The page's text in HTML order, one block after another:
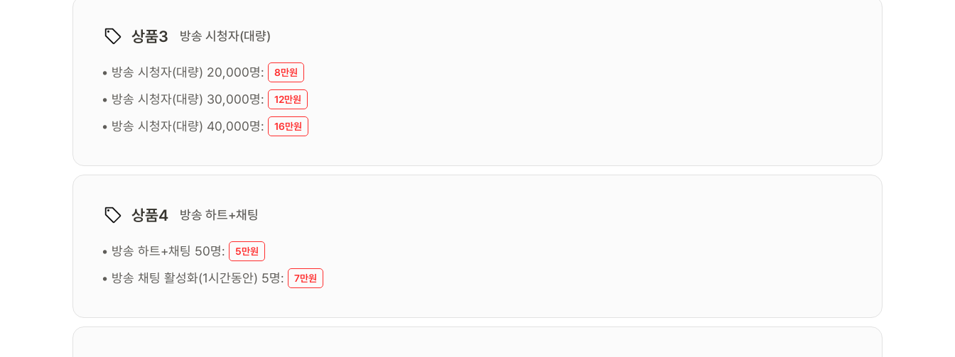
상품3 방송 시청자(대량)
• 방송 시청자(대량) 20,000명: 8만원
• 방송 시청자(대량) 30,000명: 12만원
• 방송 시청자(대량) 40,000명: 16만원
상품4 방송 하트+채팅
• 방송 하트+채팅 50명: 5만원
• 방송 채팅 활성화(1시간동안) 5명: 7만원